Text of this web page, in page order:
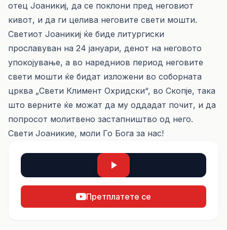
отец Јоаникиј, да се поклони пред неговиот
кивот, и да ги целива неговите свети мошти.
Светиот Јоаникиј ќе биде литургиски
прославуван на 24 јануари, денот на неговото
упокојување, а во наредниов период неговите
свети мошти ќе бидат изложени во соборната
црква „Свети Климент Охридски“, во Скопје, така
што верните ќе можат да му оддадат почит, и да
попросот молитвено застапништво од него.
Свети Јоаникие, моли Го Бога за нас!
Претплатете се